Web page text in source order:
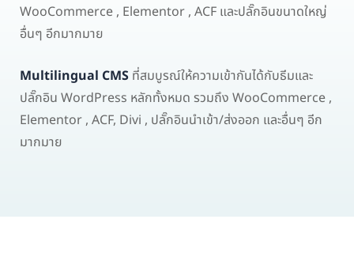
WooCommerce , Elementor , ACF และปลั๊กอินขนาดใหญ่
อื่นๆ อีกมากมาย
Multilingual CMS ที่สมบูรณ์ให้ความเข้ากันได้กับธีมและ
ปลั๊กอิน WordPress หลักทั้งหมด รวมถึง WooCommerce ,
Elementor , ACF, Divi , ปลั๊กอินนำเข้า/ส่งออก และอื่นๆ อีก
มากมาย